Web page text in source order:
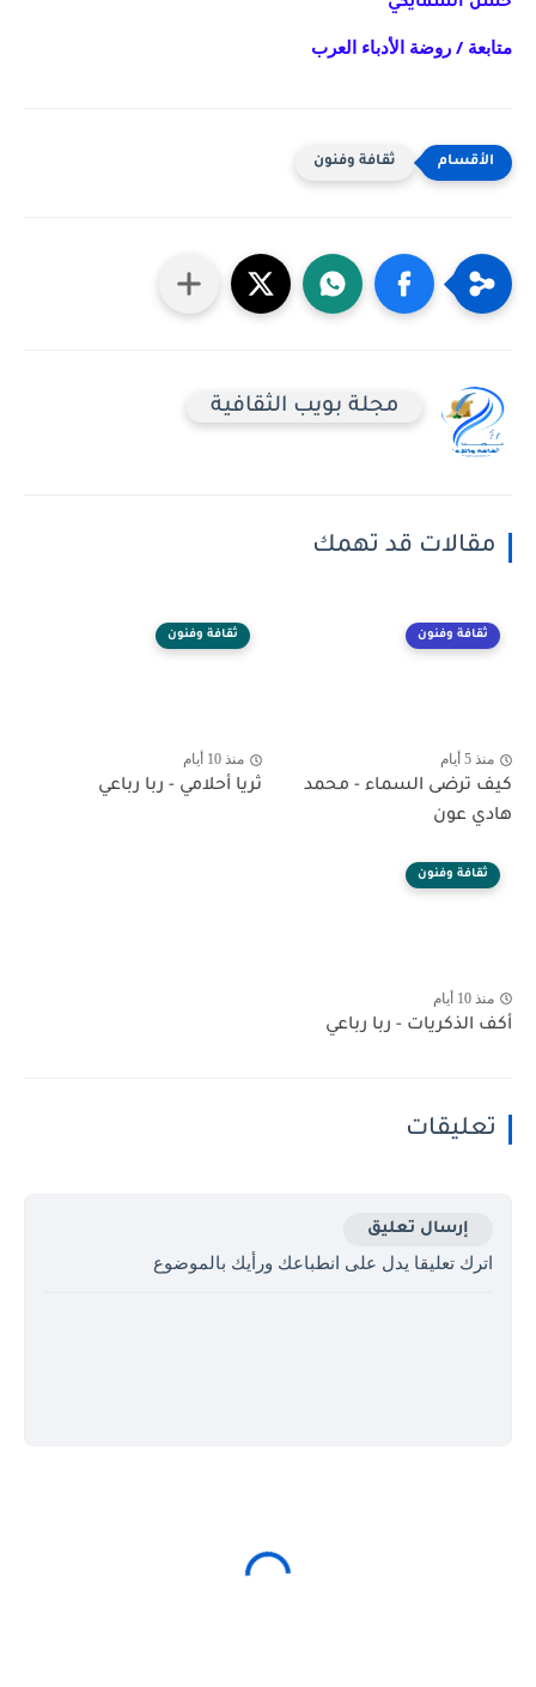
متابعة / روضة الأدباء العرب
ثقافة وفنون
مجلة بويب الثقافية
مقالات قد تهمك
ثقافة وفنون
منذ 5 أيام
كيف ترضى السماء - محمد
هادي عون
ثقافة وفنون
منذ 10 أيام
ثريا أحلامي - ربا رباعي
ثقافة وفنون
منذ 10 أيام
أكف الذكريات - ربا رباعي
تعليقات
إرسال تعليق
اترك تعليقا يدل على انطباعك ورأيك بالموضوع